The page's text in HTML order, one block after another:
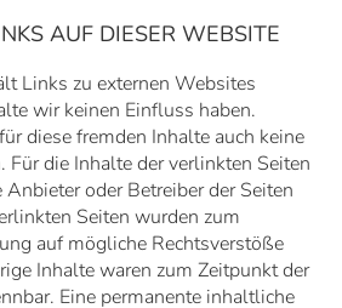
AUF DIESER WEBSITE
Links zu externen Websites
wir keinen Einfluss haben.
diese fremden Inhalte auch keine
Für die Inhalte der verlinkten Seiten
oder Betreiber der Seiten
Seiten wurden zum
auf mögliche Rechtsverstöße
Inhalte waren zum Zeitpunkt der
Eine permanente inhaltliche